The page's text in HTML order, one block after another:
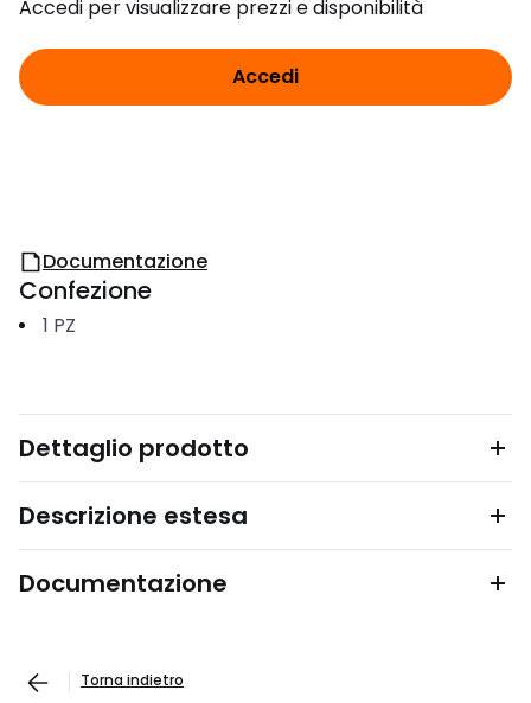
Accedi per visualizzare prezzi e disponibilità
Accedi
Documentazione
Confezione
1 PZ
Dettaglio prodotto
Descrizione estesa
Documentazione
Torna indietro